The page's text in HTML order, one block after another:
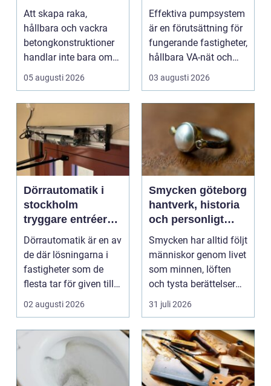
precisa
konstruktioner
Att skapa raka,
hållbara och vackra
betongkonstruktioner
handlar inte bara om
rätt betongrecept elle...
05 augusti 2026
drift utan avbrott
Effektiva pumpsystem
är en förutsättning för
fungerande fastigheter,
hållbara VA-nät och
trygg hante...
03 augusti 2026
Dörrautomatik i
stockholm
tryggare entréer
och bättre
tillgänglighet
Dörrautomatik är en av
de där lösningarna i
fastigheter som de
flesta tar för given tills
den sakna...
02 augusti 2026
Smycken göteborg
hantverk, historia
och personligt
uttryck
Smycken har alltid följt
människor genom livet
som minnen, löften
och tysta berättelser
nära huden....
31 juli 2026